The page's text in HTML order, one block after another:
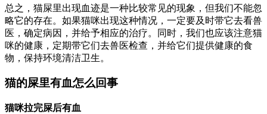
总之，猫屎里出现血迹是一种比较常见的现象，但我们不能忽
略它的存在。如果猫咪出现这种情况，一定要及时带它去看兽
医，确定病因，并给予相应的治疗。同时，我们也应该注意猫
咪的健康，定期带它们去兽医检查，并给它们提供健康的食
物，保持环境清洁卫生。
猫的屎里有血怎么回事
猫咪拉完屎后有血